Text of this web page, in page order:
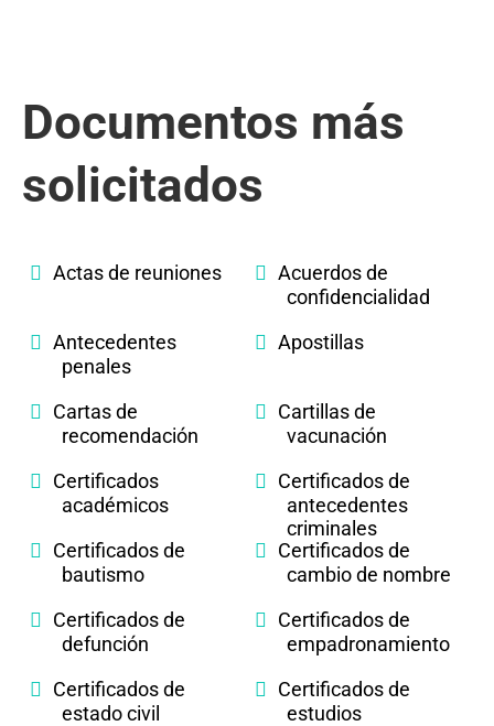
Documentos más
solicitados
Actas de reuniones
Acuerdos de
confidencialidad
Antecedentes
penales
Apostillas
Cartas de
recomendación
Cartillas de
vacunación
Certificados
académicos
Certificados de
antecedentes
criminales
Certificados de
bautismo
Certificados de
cambio de nombre
Certificados de
defunción
Certificados de
empadronamiento
Certificados de
estado civil
Certificados de
estudios